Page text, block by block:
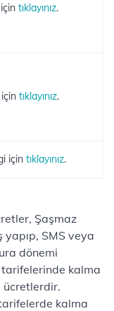
tıklayınız.
tıklayınız.
için tıklayınız.
Şaşmaz
SMS veya
dönemi
tarifelerinde kalma
ücretlerdir.
kalma